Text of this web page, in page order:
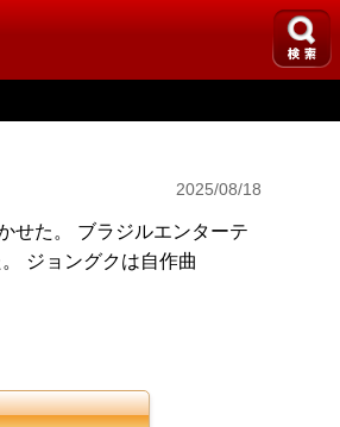
2025/08/18
せた。 ブラジルエンターテ
ジョングクは自作曲